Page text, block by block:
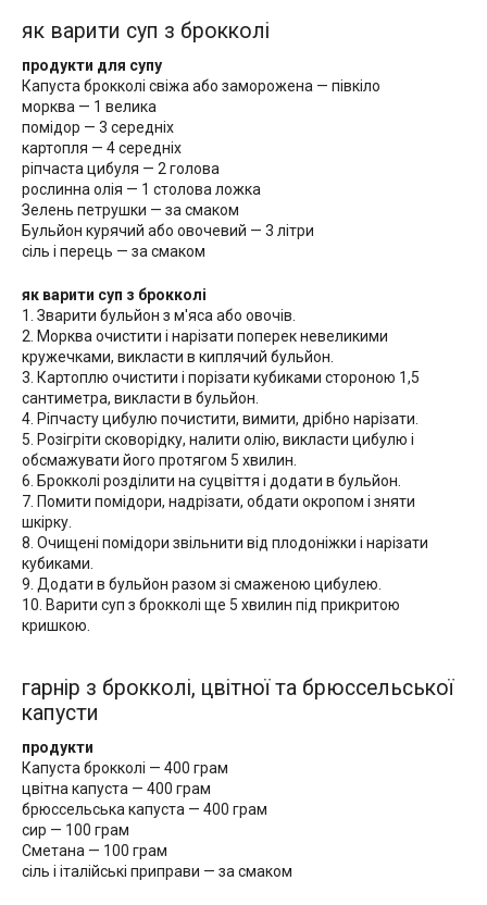
як варити суп з брокколі
продукти для супу
Капуста брокколі свіжа або заморожена — півкіло
морква — 1 велика
помідор — 3 середніх
картопля — 4 середніх
ріпчаста цибуля — 2 голова
рослинна олія — 1 столова ложка
Зелень петрушки — за смаком
Бульйон курячий або овочевий — 3 літри
сіль і перець — за смаком
як варити суп з брокколі
1. Зварити бульйон з м'яса або овочів.
2. Морква очистити і нарізати поперек невеликими
кружечками, викласти в киплячий бульйон.
3. Картоплю очистити і порізати кубиками стороною 1,5
сантиметра, викласти в бульйон.
4. Ріпчасту цибулю почистити, вимити, дрібно нарізати.
5. Розігріти сковорідку, налити олію, викласти цибулю і
обсмажувати його протягом 5 хвилин.
6. Брокколі розділити на суцвіття і додати в бульйон.
7. Помити помідори, надрізати, обдати окропом і зняти
шкірку.
8. Очищені помідори звільнити від плодоніжки і нарізати
кубиками.
9. Додати в бульйон разом зі смаженою цибулею.
10. Варити суп з брокколі ще 5 хвилин під прикритою
кришкою.
гарнір з брокколі, цвітної та брюссельської
капусти
продукти
Капуста брокколі — 400 грам
цвітна капуста — 400 грам
брюссельська капуста — 400 грам
сир — 100 грам
Сметана — 100 грам
сіль і італійські приправи — за смаком